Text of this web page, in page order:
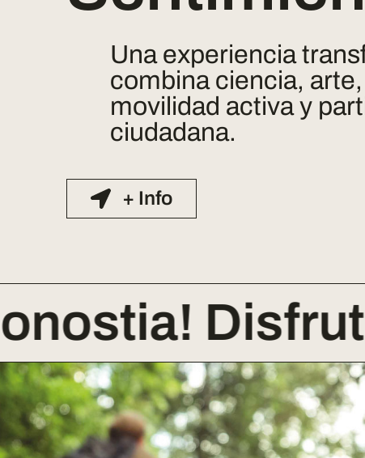
Una experiencia
combina ciencia,
movilidad activa y
ciudadana.
+ Info
Disfruta